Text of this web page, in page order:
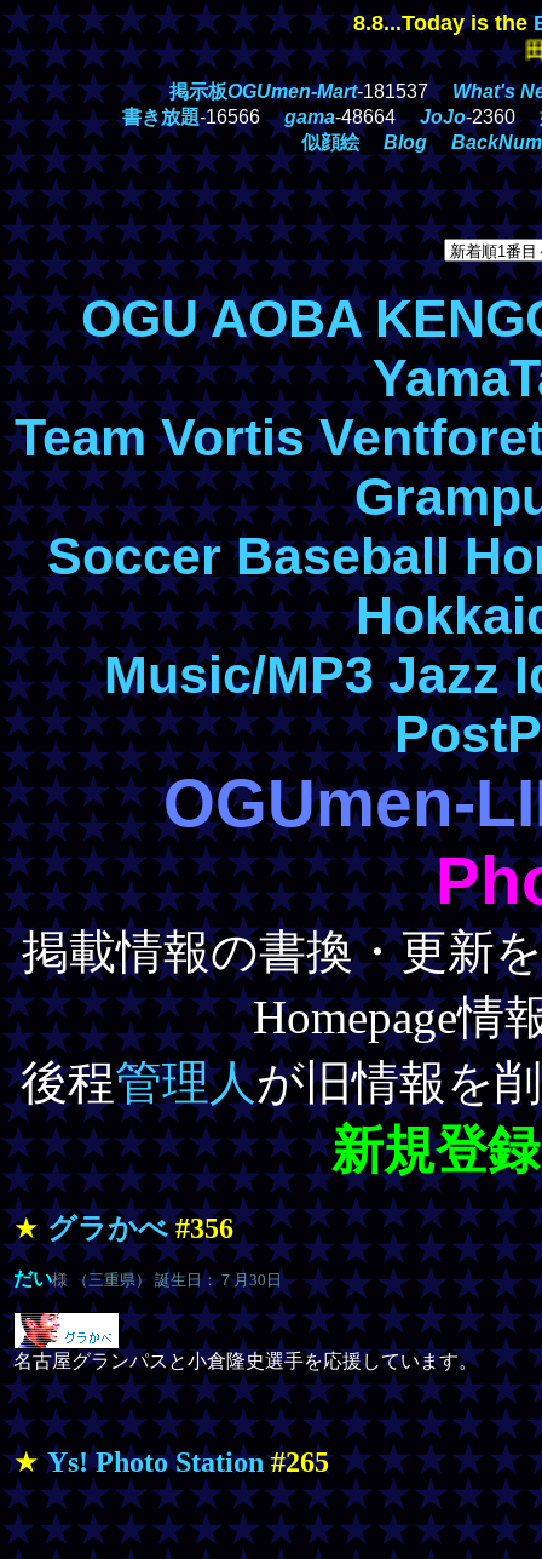
8.8...Today is the
田中
掲示板OGUmen-Mart-181537 What's
書き放題-16566gama-48664JoJo-2360
似顔絵
Blog
OGU AOBA
Team Vortis
Soccer Baseball
Music/MP3 Jazz
OGUmen-
掲載情報の書換・更新
Homepage情
後程管理人が旧情報を
新規登
★グラかべ #356
だい様 （三重県） 誕生日：７月30日
名古屋グランパスと小倉隆史選手を応援しています。
★Ys! Photo Station #265